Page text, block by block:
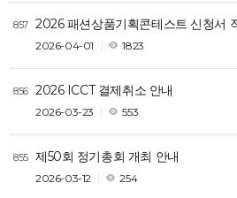
857 2026 패션상품기획콘테스트 신청서
2026-04-01 1823
856 2026 ICCT 결제취소 안내
2026-03-23 553
855 제50회 정기총회 개최 안내
2026-03-12 254